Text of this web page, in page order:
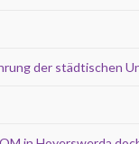
der städtischen